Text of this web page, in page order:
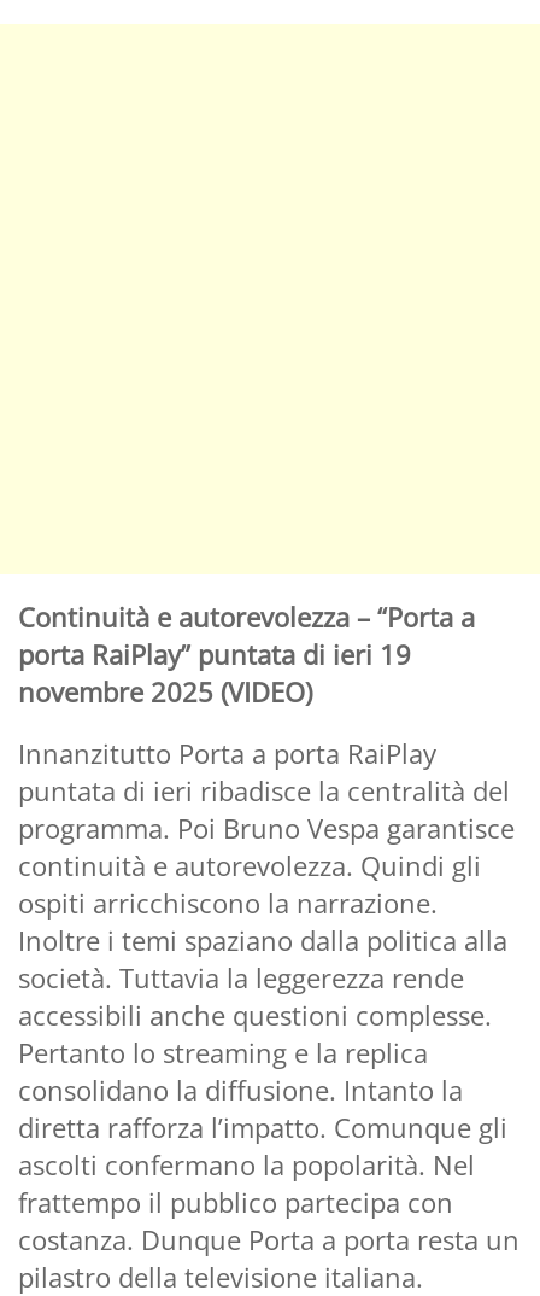
Continuità e autorevolezza – “Porta a
porta RaiPlay” puntata di ieri 19
novembre 2025 (VIDEO)
Innanzitutto Porta a porta RaiPlay
puntata di ieri ribadisce la centralità del
programma. Poi Bruno Vespa garantisce
continuità e autorevolezza. Quindi gli
ospiti arricchiscono la narrazione.
Inoltre i temi spaziano dalla politica alla
società. Tuttavia la leggerezza rende
accessibili anche questioni complesse.
Pertanto lo streaming e la replica
consolidano la diffusione. Intanto la
diretta rafforza l’impatto. Comunque gli
ascolti confermano la popolarità. Nel
frattempo il pubblico partecipa con
costanza. Dunque Porta a porta resta un
pilastro della televisione italiana.